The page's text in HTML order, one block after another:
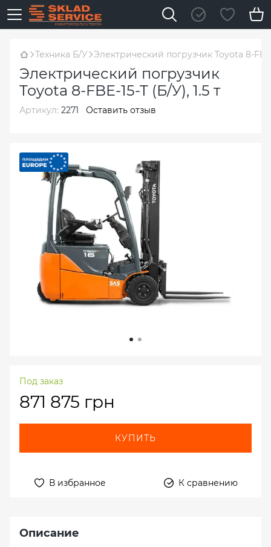
Техника Б/У Электрический погрузчик Toyota 8-
Электрический погрузчик
Toyota 8-FBE-15-T (Б/У), 1.5 т
Артикул: 2271 Оставить отзыв
Под заказ
871 875 грн
КУПИТЬ
В избранное К сравнению
Описание